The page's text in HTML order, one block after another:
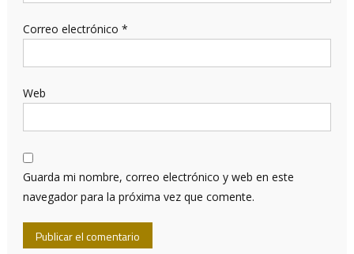
Correo electrónico *
Web
Guarda mi nombre, correo electrónico y web en este
navegador para la próxima vez que comente.